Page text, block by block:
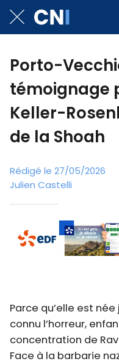
Porto-
témoignage
Keller-
de la Shoah
Rédigé le 27/05/2026
Julien Castelli
Parce qu’elle est
connu l’horreur,
concentration de
Face à la barbarie